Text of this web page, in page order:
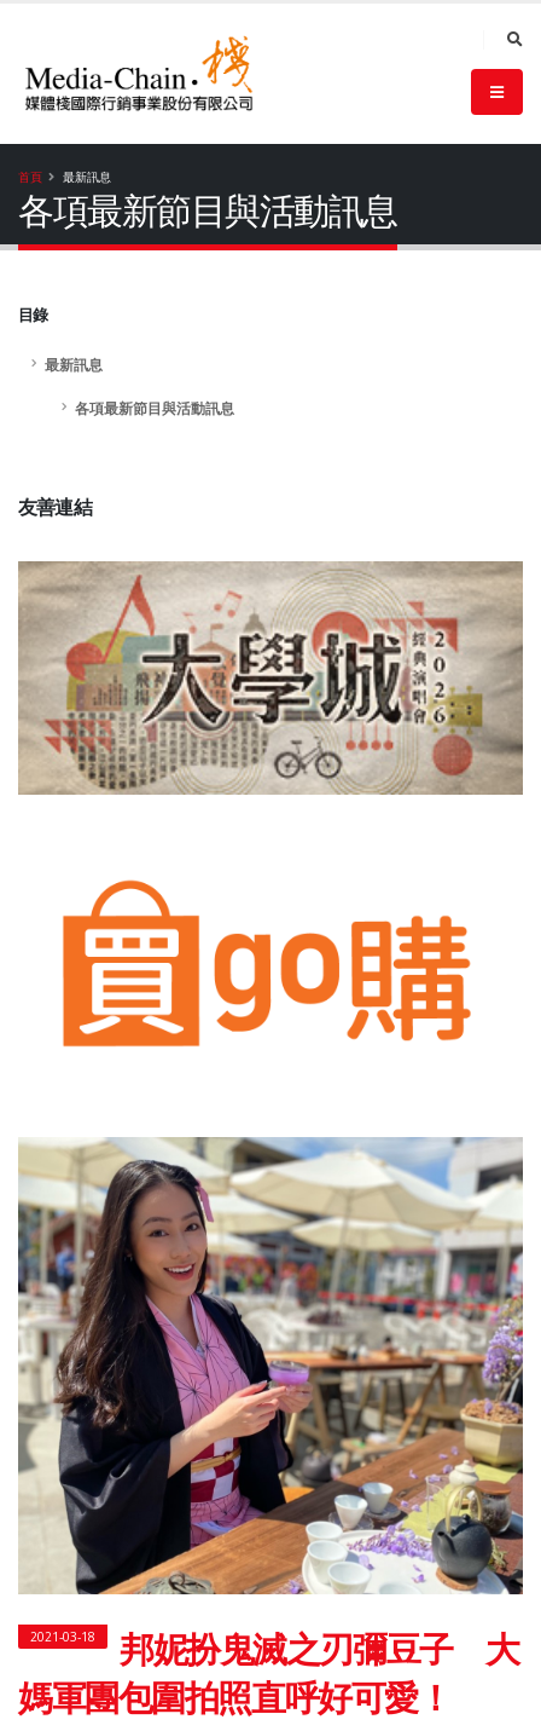
首頁 最新訊息
各項最新節目與活動訊息
目錄
最新訊息
各項最新節目與活動訊息
友善連結
2021-03-18
邦妮扮鬼滅之刃彌豆子 大
媽軍團包圍拍照直呼好可愛！